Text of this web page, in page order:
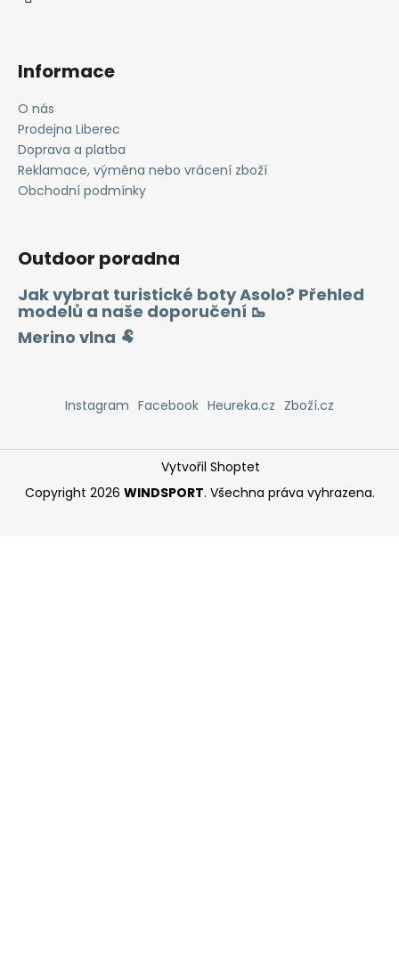
Informace
O nás
Prodejna Liberec
Doprava a platba
Reklamace, výměna nebo vrácení zboží
Obchodní podmínky
Outdoor poradna
Jak vybrat turistické boty Asolo? Přehled
modelů a naše doporučení 🥾
Merino vlna 🐏
Instagram Facebook Heureka.cz Zboží.cz
Vytvořil Shoptet
Copyright 2026 WINDSPORT. Všechna práva vyhrazena.